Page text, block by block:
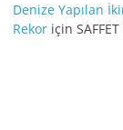
Denize Yapılan
Rekor için